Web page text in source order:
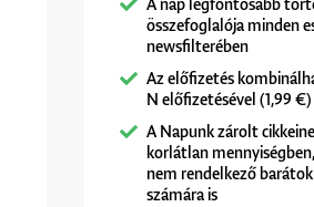
A nap legfontosabb
összefoglalója minden
newsfilterében
Az előfizetés
N előfizetésével (1,99 €)
A Napunk zárolt
korlátlan
nem rendelkező
számára is